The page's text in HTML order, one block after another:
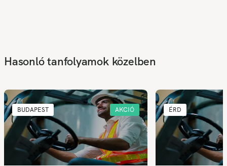
Hasonló tanfolyamok közelben
BUDAPEST AKCIÓ ÉRD